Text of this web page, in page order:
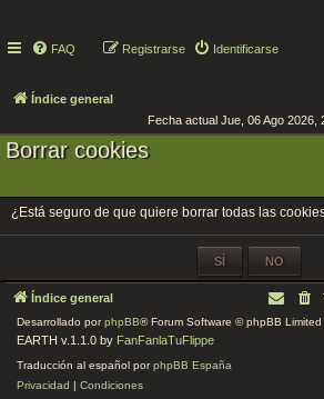
FAQ Identificarse
Registrarse
Índice general
Fecha actual Jue, 06 Ago 2026,
Borrar cookies
¿Está seguro de que quiere borrar todas las
Índice general
Desarrollado porphpBB® Forum Software © phpBB Limited
EARTH v.1.1.0 by FanFanlaTuFlippe
Traducción al español porphpBB España
Privacidad | Condiciones